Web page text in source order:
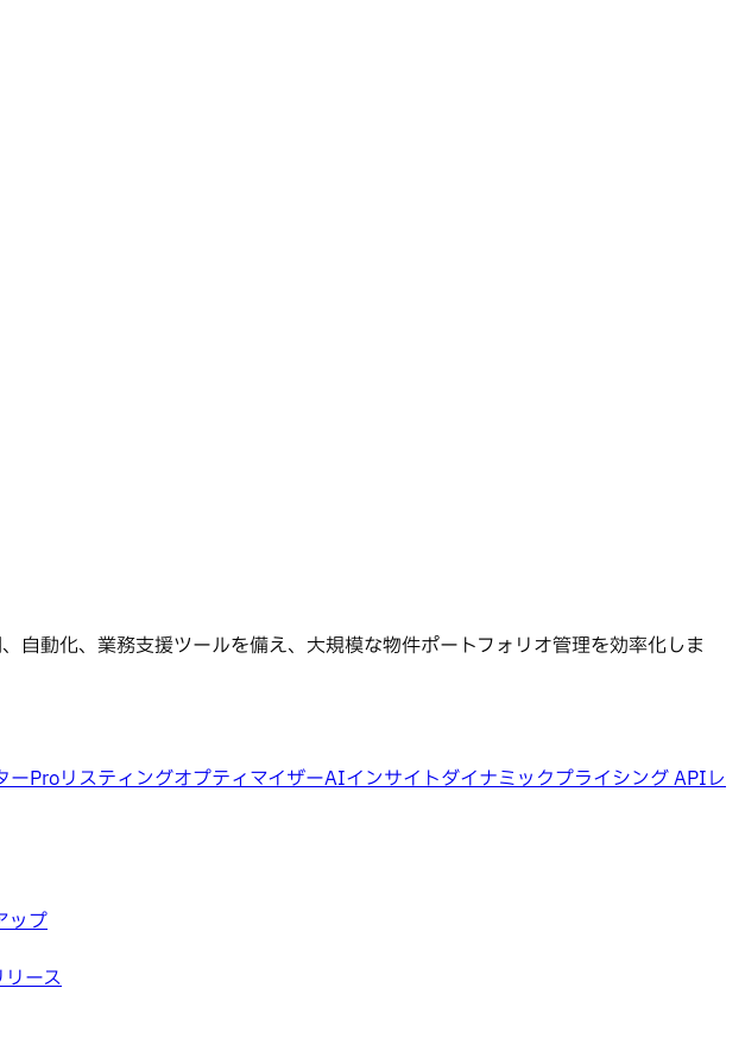
自動化、業務支援ツールを備え、大規模な物件ポートフォリオ管理を効率化しま
ーProリスティングオプティマイザーAIインサイトダイナミックプライシング APIレ
ップ
ース